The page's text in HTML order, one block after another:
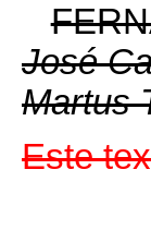
José
Martus
Este